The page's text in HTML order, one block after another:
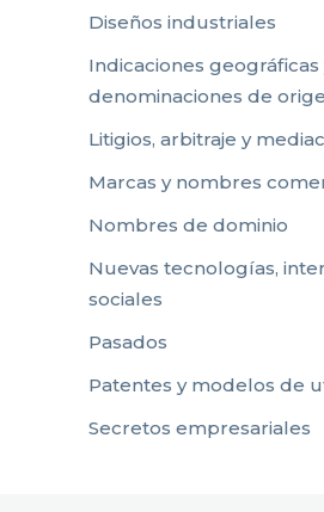
Diseños industriales
Indicaciones geográficas
denominaciones de
Litigios, arbitraje y
Marcas y nombres
Nombres de dominio
Nuevas tecnologías,
sociales
Pasados
Patentes y modelos de
Secretos empresariales